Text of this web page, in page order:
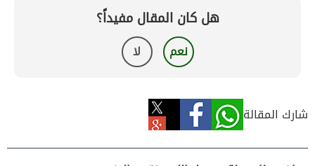
هل كان المقال مفيداً؟
نعم لا
شارك المقالة